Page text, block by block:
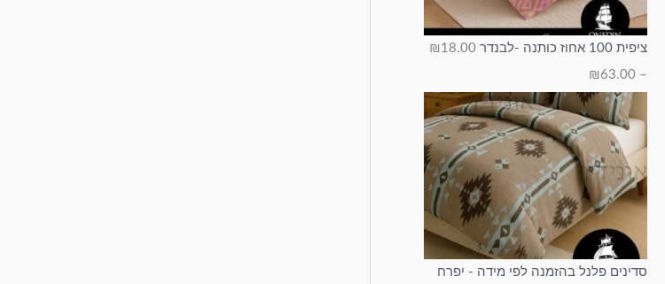
ציפית 100 אחוז כותנה -לבנדר ₪ 18.00
–
₪ 63.00
סדינים פלנל בהזמנה לפי מידה - יפרח